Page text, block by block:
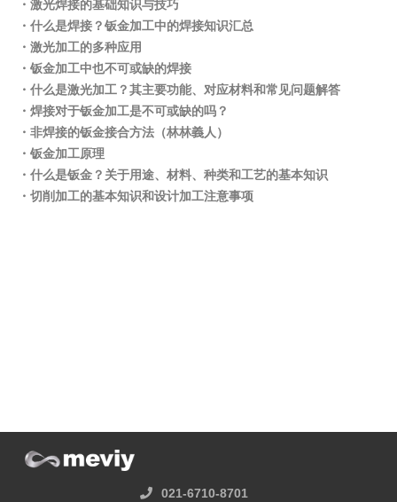
・激光焊接的基础知识与技巧
・什么是焊接？钣金加工中的焊接知识汇总
・激光加工的多种应用
・钣金加工中也不可或缺的焊接
・什么是激光加工？其主要功能、对应材料和常见问题解答
・焊接对于钣金加工是不可或缺的吗？
・非焊接的钣金接合方法（林林義人）
・钣金加工原理
・什么是钣金？关于用途、材料、种类和工艺的基本知识
・切削加工的基本知识和设计加工注意事项
021-6710-8701